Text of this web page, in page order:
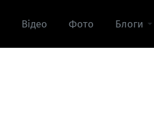
Відео Фото Блоги